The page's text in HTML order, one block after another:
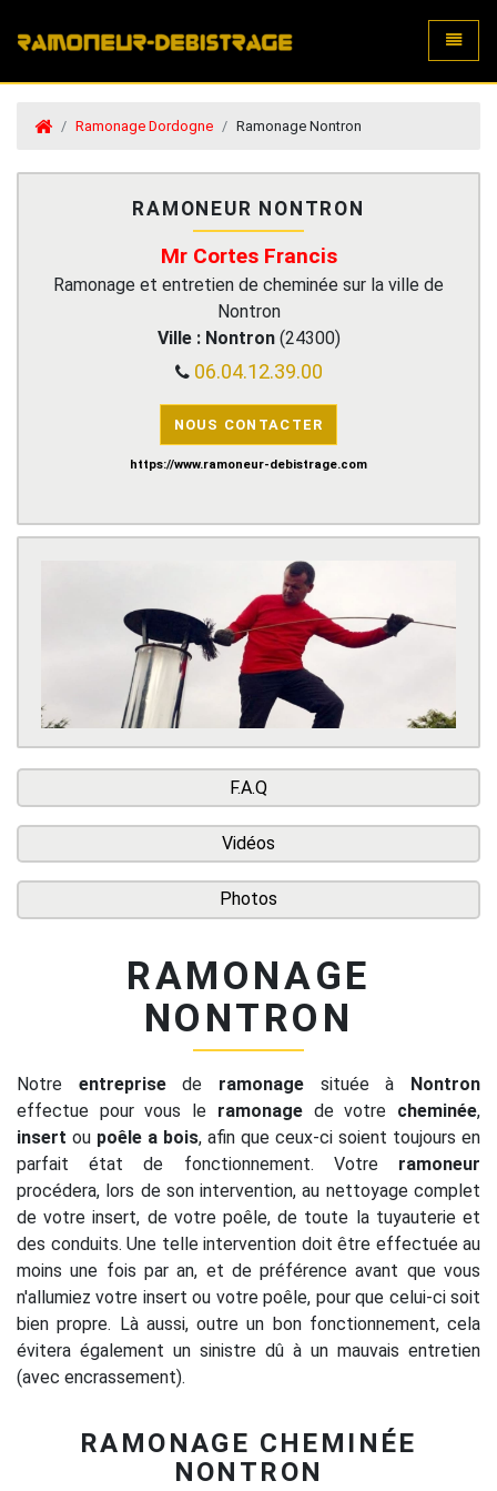
Ramonage Dordogne Ramonage Nontron
RAMONEUR NONTRON
Mr Cortes Francis
Ramonage et entretien de cheminée sur la ville de
Nontron
Ville : Nontron(24300)
06.04.12.39.00
NOUS CONTACTER
https://www.ramoneur-debistrage.com
F.A.Q
Vidéos
Photos
RAMONAGE
NONTRON
Notre entreprisede ramonage située à
Nontron
effectue pour vous le ramonagede votre cheminée,
insert ou poêle a bois, afin que ceux-ci soient toujours en
parfait état de fonctionnement. Votre ramoneur
procédera, lors de son intervention, au nettoyage complet
de votre insert, de votre poêle, de toute la tuyauterie et
des conduits. Une telle intervention doit être effectuée au
moins une fois par an, et de préférence avant que vous
n'allumiez votre insert ou votre poêle, pour que celui-ci soit
bien propre. Là aussi, outre un bon fonctionnement, cela
évitera également un sinistre dû à un mauvais entretien
(avec encrassement).
RAMONAGE CHEMINÉE
NONTRON